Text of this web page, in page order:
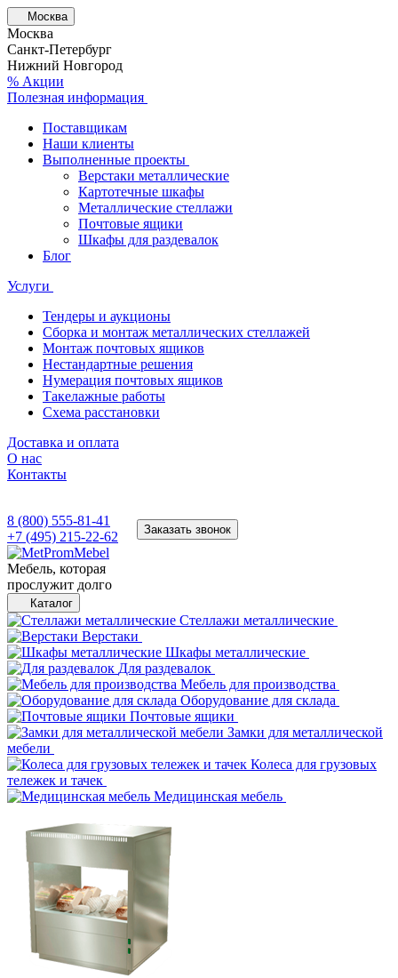
Москва
Москва
Санкт-Петербург
Нижний Новгород
% Акции
Полезная информация
Поставщикам
Наши клиенты
Выполненные проекты
Верстаки металлические
Картотечные шкафы
Металлические стеллажи
Почтовые ящики
Шкафы для раздевалок
Блог
Услуги
Тендеры и аукционы
Сборка и монтаж металлических стеллажей
Монтаж почтовых ящиков
Нестандартные решения
Нумерация почтовых ящиков
Такелажные работы
Схема расстановки
Доставка и оплата
О нас
Контакты
8 (800) 555-81-41
+7 (495) 215-22-62
Заказать звонок
Мебель, которая
прослужит долго
Каталог
Стеллажи металлические
Верстаки
Шкафы металлические
Для раздевалок
Мебель для производства
Оборудование для склада
Почтовые ящики
Замки для металлической
мебели
Колеса для грузовых
тележек и тачек
Медицинская мебель